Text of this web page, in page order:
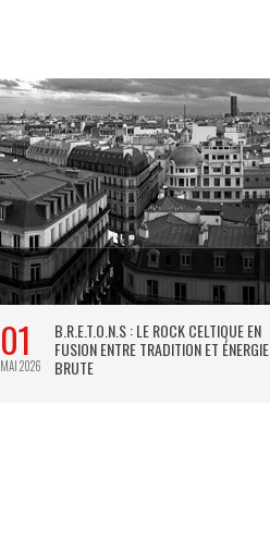
01
MAI 2026
B.R.E.T.O.N.S : LE ROCK CELTIQUE EN
FUSION ENTRE TRADITION ET ÉNERGIE
BRUTE